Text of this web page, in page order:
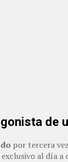
de
por tercera
al día a